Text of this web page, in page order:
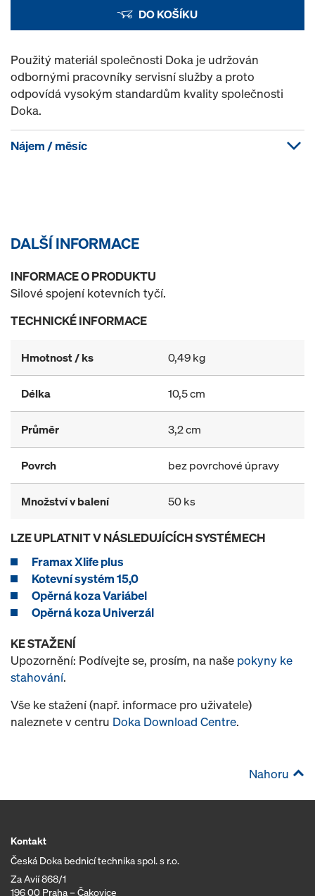
DO KOŠÍKU
Použitý materiál společnosti Doka je udržován
odbornými pracovníky servisní služby a proto
odpovídá vysokým standardům kvality společnosti
Doka.
Nájem / měsíc
DALŠÍ INFORMACE
INFORMACE O PRODUKTU
Silové spojení kotevních tyčí.
TECHNICKÉ INFORMACE
Hmotnost / ks 0,49 kg
Délka 10,5 cm
Průměr 3,2 cm
Povrch bez povrchové úpravy
Množství v balení 50 ks
LZE UPLATNIT V NÁSLEDUJÍCÍCH SYSTÉMECH
Framax Xlife plus
Kotevní systém 15,0
Opěrná koza Variábel
Opěrná koza Univerzál
KE STAŽENÍ
Upozornění: Podívejte se, prosím, na naše pokyny ke
stahování.
Vše ke stažení (např. informace pro uživatele)
naleznete v centru Doka Download Centre.
Nahoru
Kontakt
Česká Doka bednicí technika spol. s r.o.
Za Avií 868/1
196 00 Praha – Čakovice